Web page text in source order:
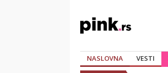
NASLOVNA VESTI